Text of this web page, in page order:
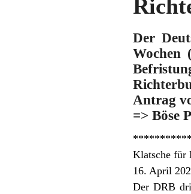
Der
Wochen
Antrag
=> Böse
Klatsche für
16. April
Der DRB